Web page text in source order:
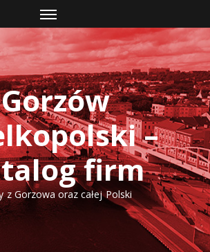
Gorzów
–
firm
z Gorzowa oraz całej Polski